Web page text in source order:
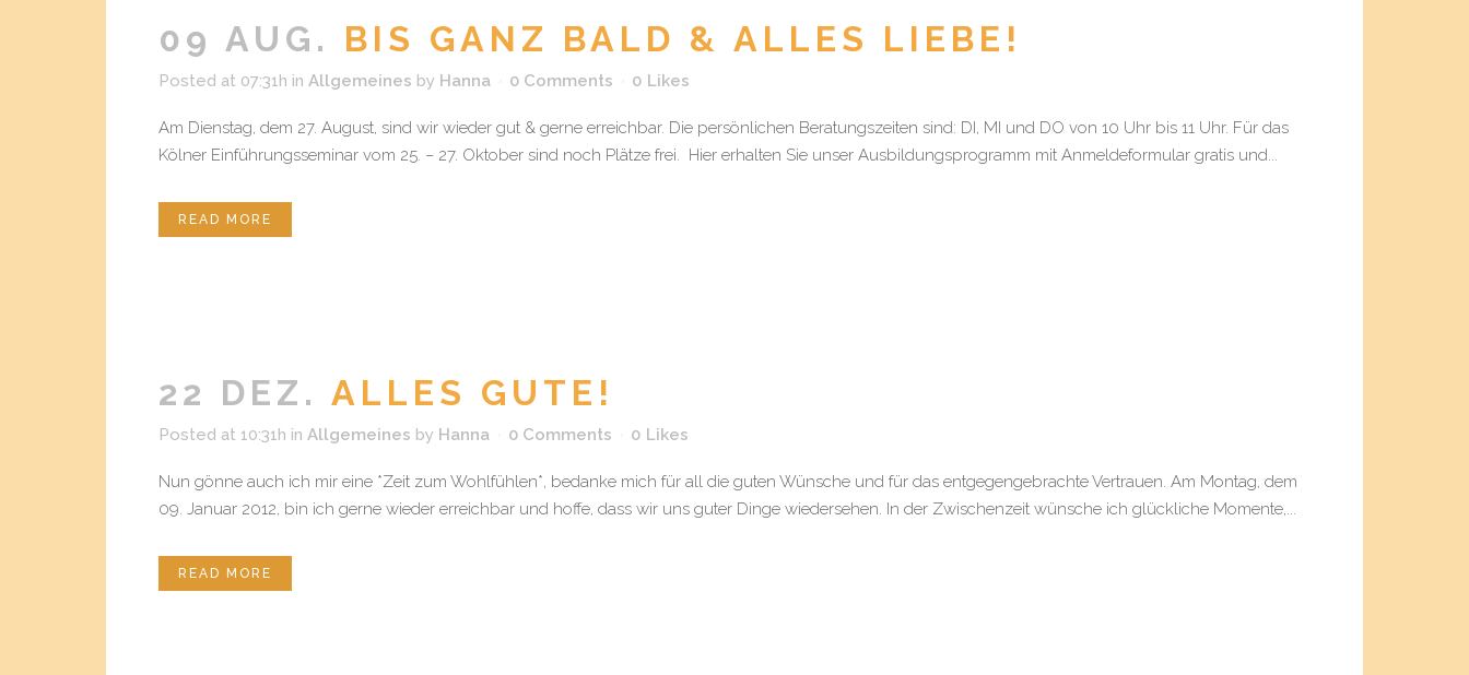
09 AUG. BIS GANZ BALD & ALLES LIEBE!
Posted at 07:31h in Allgemeines by Hanna 0 Comments 0 Likes
Am Dienstag, dem 27. August, sind wir wieder gut & gerne erreichbar. Die persönlichen Beratungszeiten sind: DI, MI und DO von 10 Uhr bis 11 Uhr. Für das
Kölner Einführungsseminar vom 25. – 27. Oktober sind noch Plätze frei. Hier erhalten Sie unser Ausbildungsprogramm mit Anmeldeformular gratis und...
READ MORE
22 DEZ. ALLES GUTE!
Posted at 10:31h in Allgemeines by Hanna 0 Comments 0 Likes
Nun gönne auch ich mir eine *Zeit zum Wohlfühlen*, bedanke mich für all die guten Wünsche und für das entgegengebrachte Vertrauen. Am Montag, dem
09. Januar 2012, bin ich gerne wieder erreichbar und hoffe, dass wir uns guter Dinge wiedersehen. In der Zwischenzeit wünsche ich glückliche Momente,...
READ MORE